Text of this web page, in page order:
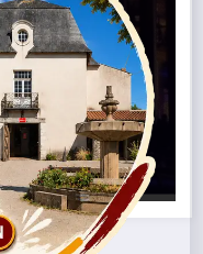
,Électro,Kendal
Musique,Nantes,